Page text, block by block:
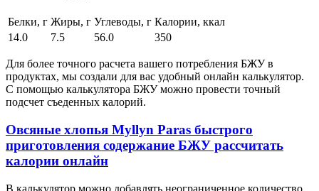
Белки, г Жиры, г Углеводы, г Калории, ккал
14.0
7.5 56.0 350
Для более точного расчета вашего потребления БЖУ в
продуктах, мы создали для вас удобный онлайн калькулятор.
С помощью калькулятора БЖУ можно провести точный
подсчет съеденных калорий.
Овсяные хлопья Myllyn Paras быстрого
приготовления содержание БЖУ рассчитать
калории онлайн
В калькулятор можно добавлять неограниченное количество